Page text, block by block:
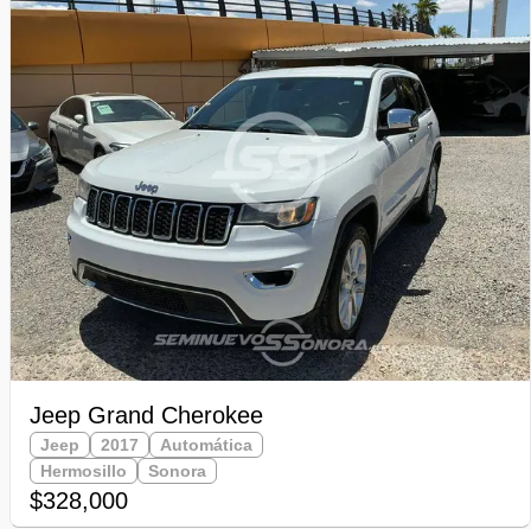
Jeep Grand Cherokee
Jeep 2017
Automática
Hermosillo
Sonora
$328,000